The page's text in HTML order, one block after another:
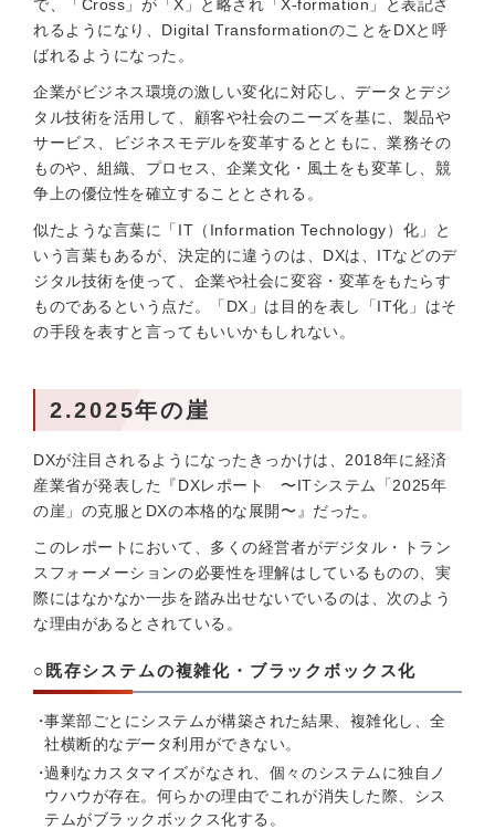
で、「Cross」が「X」と略され「X-formation」と表記さ
れるようになり、Digital TransformationのことをDXと呼
ばれるようになった。
企業がビジネス環境の激しい変化に対応し、データとデジ
タル技術を活用して、顧客や社会のニーズを基に、製品や
サービス、ビジネスモデルを変革するとともに、業務その
ものや、組織、プロセス、企業文化・風土をも変革し、競
争上の優位性を確立することとされる。
似たような言葉に「IT（Information Technology）化」と
いう言葉もあるが、決定的に違うのは、DXは、ITなどのデ
ジタル技術を使って、企業や社会に変容・変革をもたらす
ものであるという点だ。「DX」は目的を表し「IT化」はそ
の手段を表すと言ってもいいかもしれない。
2.2025年の崖
DXが注目されるようになったきっかけは、2018年に経済
産業省が発表した『DXレポート 〜ITシステム「2025年
の崖」の克服とDXの本格的な展開〜』だった。
このレポートにおいて、多くの経営者がデジタル・トラン
スフォーメーションの必要性を理解はしているものの、実
際にはなかなか一歩を踏み出せないでいるのは、次のよう
な理由があるとされている。
○既存システムの複雑化・ブラックボックス化
事業部ごとにシステムが構築された結果、複雑化し、全
社横断的なデータ利用ができない。
過剰なカスタマイズがなされ、個々のシステムに独自ノ
ウハウが存在。何らかの理由でこれが消失した際、シス
テムがブラックボックス化する。